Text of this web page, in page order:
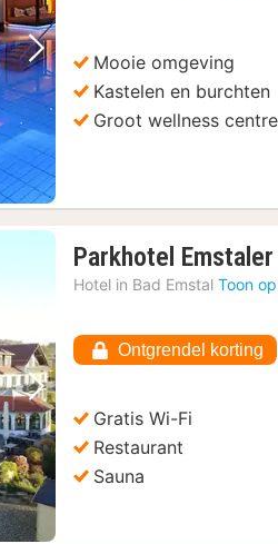
Volgende foto
Mooie omgeving
Kastelen en burchten
Groot wellness centre
Volgende foto
Parkhotel
Hotel in Bad Emstal Toon
Ontgrendel korting
Gratis Wi-Fi
Restaurant
Sauna